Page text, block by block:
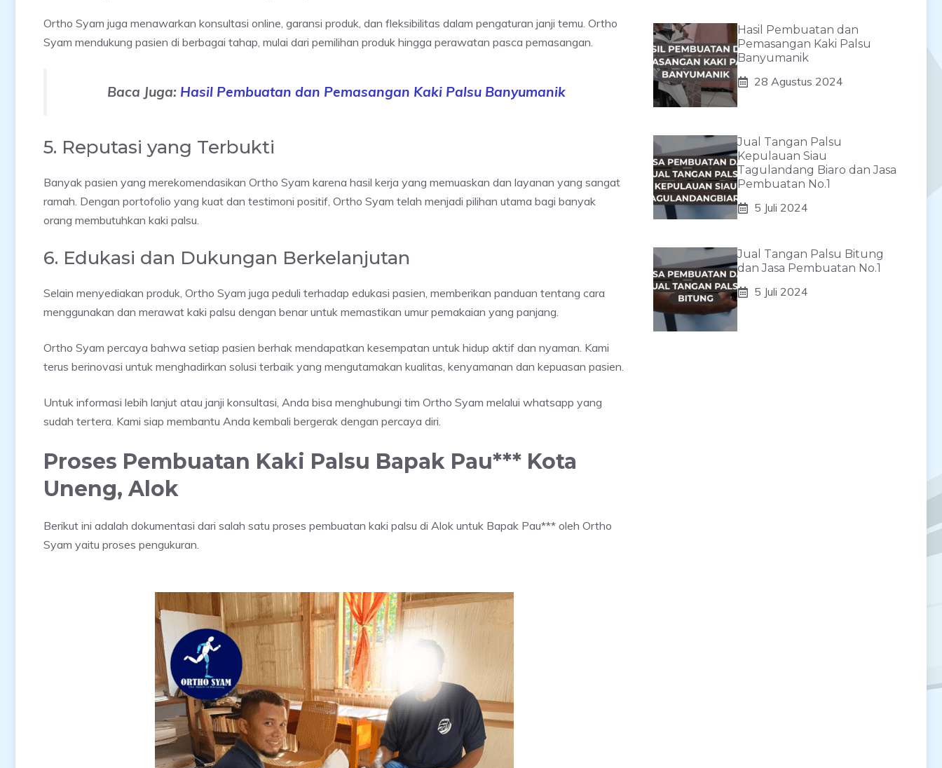
Ortho Syam juga menawarkan konsultasi online, garansi produk, dan fleksibilitas dalam pengaturan janji temu. Ortho
Syam mendukung pasien di berbagai tahap, mulai dari pemilihan produk hingga perawatan pasca pemasangan.
Baca Juga: Hasil Pembuatan dan Pemasangan Kaki Palsu Banyumanik
5. Reputasi yang Terbukti
Banyak pasien yang merekomendasikan Ortho Syam karena hasil kerja yang memuaskan dan layanan yang sangat
ramah. Dengan portofolio yang kuat dan testimoni positif, Ortho Syam telah menjadi pilihan utama bagi banyak
orang membutuhkan kaki palsu.
6. Edukasi dan Dukungan Berkelanjutan
Selain menyediakan produk, Ortho Syam juga peduli terhadap edukasi pasien, memberikan panduan tentang cara
menggunakan dan merawat kaki palsu dengan benar untuk memastikan umur pemakaian yang panjang.
Ortho Syam percaya bahwa setiap pasien berhak mendapatkan kesempatan untuk hidup aktif dan nyaman. Kami
terus berinovasi untuk menghadirkan solusi terbaik yang mengutamakan kualitas, kenyamanan dan kepuasan pasien.
Untuk informasi lebih lanjut atau janji konsultasi, Anda bisa menghubungi tim Ortho Syam melalui whatsapp yang
sudah tertera. Kami siap membantu Anda kembali bergerak dengan percaya diri.
Proses Pembuatan Kaki Palsu Bapak Pau*** Kota
Uneng, Alok
Berikut ini adalah dokumentasi dari salah satu proses pembuatan kaki palsu di Alok untuk Bapak Pau*** oleh Ortho
Syam yaitu proses pengukuran.
Hasil Pembuatan dan
Pemasangan Kaki Palsu
Banyumanik
28 Agustus 2024
Jual Tangan Palsu
Kepulauan Siau
Tagulandang Biaro dan Jasa
Pembuatan No.1
5 Juli 2024
Jual Tangan Palsu Bitung
dan Jasa Pembuatan No.1
5 Juli 2024